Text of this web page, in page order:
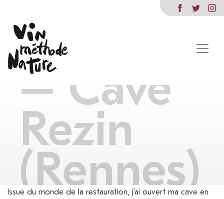
Cavalier
– Cave
Rezin
(Rennes)
Issue du monde de la restauration, j’ai ouvert ma cave en